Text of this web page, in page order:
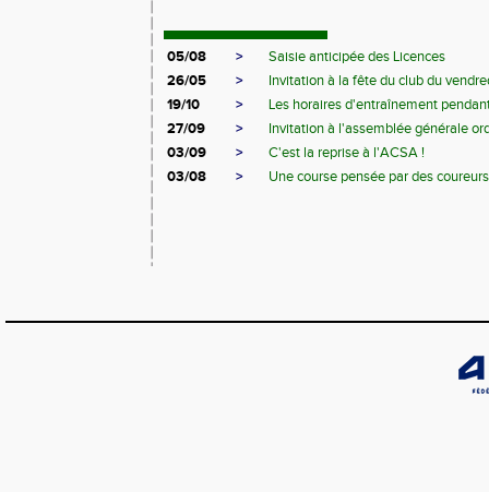
05/08 >
Saisie anticipée des Licences
26/05
>
Invitation à la fête du club du
19/10
>
Les horaires d'entraînement
27/09
>
Invitation à l'assemblée générale
03/09
>
C'est la reprise à l'ACSA !
03/08
> Une course pensée par des